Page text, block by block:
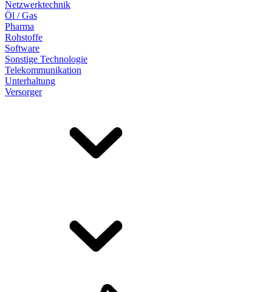
Netzwerktechnik
Öl / Gas
Pharma
Rohstoffe
Software
Sonstige Technologie
Telekommunikation
Unterhaltung
Versorger